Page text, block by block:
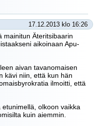
17.12.2013 klo 16:26
mainitun Äteritsibaarin
aikoinaan Apu-
aivan tavanomaisen
kävi niin, että kun hän
ilmoitti, että
olkoon vaikka
kuin aiemmin.